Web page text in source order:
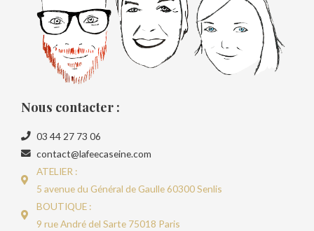
Nous contacter :
03 44 27 73 06
contact@lafeecaseine.com
ATELIER :
5 avenue du Général de Gaulle 60300 Senlis
BOUTIQUE :
9 rue André del Sarte 75018 Paris